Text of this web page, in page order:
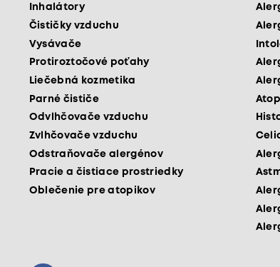
Inhalátory
Čističky vzduchu
Vysávače
Protiroztočové poťahy
Liečebná kozmetika
Parné čističe
Odvlhčovače vzduchu
Zvlhčovače vzduchu
Odstraňovače alergénov
Pracie a čistiace prostriedky
Oblečenie pre atopikov